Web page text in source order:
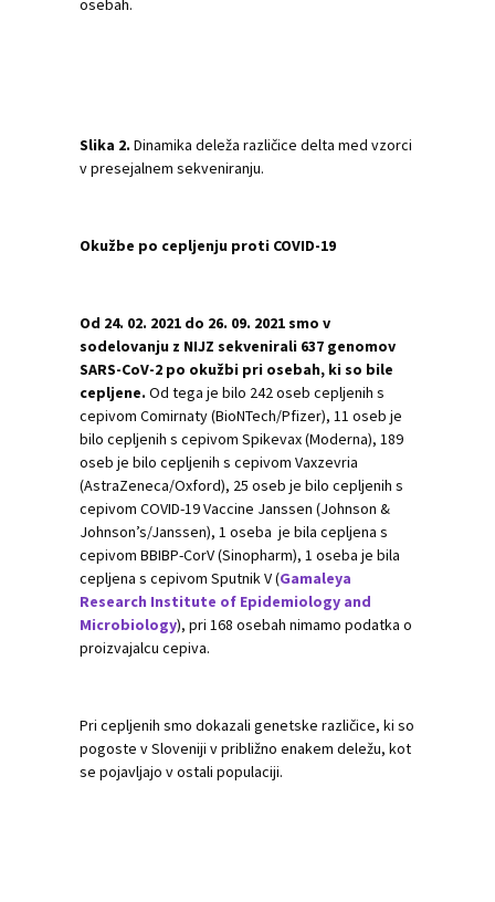
osebah.
Slika 2. Dinamika deleža različice delta med vzorci
v presejalnem sekveniranju.
Okužbe po cepljenju proti COVID-19
Od 24. 02. 2021 do 26. 09. 2021 smo v
sodelovanju z NIJZ sekvenirali 637 genomov
SARS-CoV-2 po okužbi pri osebah, ki so bile
cepljene. Od tega je bilo 242 oseb cepljenih s
cepivom Comirnaty (BioNTech/Pfizer), 11 oseb je
bilo cepljenih s cepivom Spikevax (Moderna), 189
oseb je bilo cepljenih s cepivom Vaxzevria
(AstraZeneca/Oxford), 25 oseb je bilo cepljenih s
cepivom COVID-19 Vaccine Janssen (Johnson &
Johnson’s/Janssen), 1 oseba je bila cepljena s
cepivom BBIBP-CorV (Sinopharm), 1 oseba je bila
cepljena s cepivom Sputnik V (Gamaleya
Research Institute of Epidemiology and
Microbiology), pri 168 osebah nimamo podatka o
proizvajalcu cepiva.
Pri cepljenih smo dokazali genetske različice, ki so
pogoste v Sloveniji v približno enakem deležu, kot
se pojavljajo v ostali populaciji.